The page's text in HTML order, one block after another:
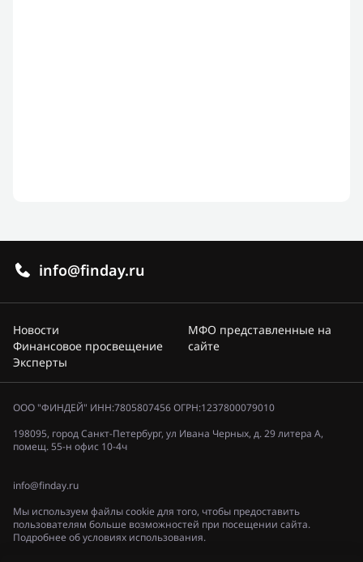
info@finday.ru
Новости
Финансовое просвещение
Эксперты
МФО представленные на
сайте
ООО "ФИНДЕЙ" ИНН:7805807456 ОГРН:1237800079010
198095, город Санкт-Петербург, ул Ивана Черных, д. 29 литера А,
помещ. 55-н офис 10-4ч
info@finday.ru
Мы используем файлы cookie для того, чтобы предоставить
пользователям больше возможностей при посещении сайта.
Подробнее об условиях использования.